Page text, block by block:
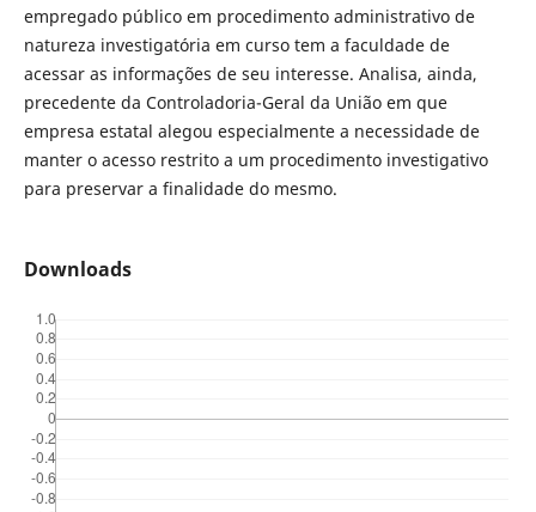
empregado público em procedimento administrativo de
natureza investigatória em curso tem a faculdade de
acessar as informações de seu interesse. Analisa, ainda,
precedente da Controladoria-Geral da União em que
empresa estatal alegou especialmente a necessidade de
manter o acesso restrito a um procedimento investigativo
para preservar a finalidade do mesmo.
Downloads